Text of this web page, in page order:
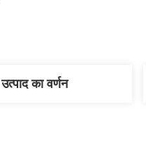
उत्पाद का वर्णन